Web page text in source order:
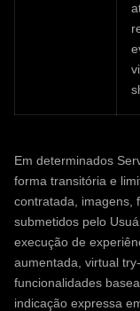
Em determinados
forma transitória e
contratada, imagens,
submetidos pelo
execução de
aumentada, virtual
funcionalidades
indicação expressa